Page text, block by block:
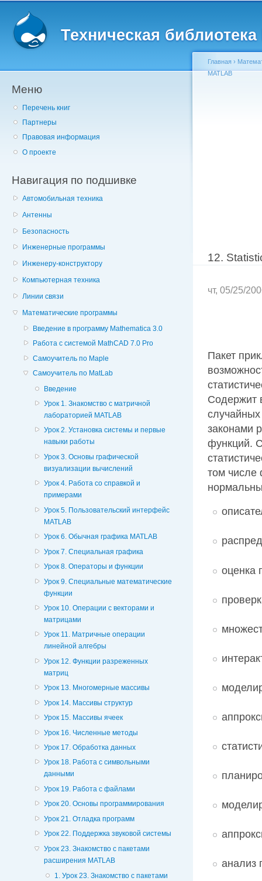
Техническая
Меню
Перечень книг
Партнеры
Правовая информация
О проекте
Навигация по подшивке
Автомобильная техника
Антенны
Безопасность
Инженерные программы
Инженеру-конструктору
Компьютерная техника
Линии связи
Математические программы
Введение в программу Mathematica 3.0
Работа с системой MathCAD 7.0 Pro
Самоучитель по Maple
Самоучитель по MatLab
Введение
Урок 1. Знакомство с матричной
лабораторией MATLAB
Урок 2. Установка системы и первые
навыки работы
Урок 3. Основы графической
визуализации вычислений
Урок 4. Работа со справкой и
примерами
Урок 5. Пользовательский интерфейс
MATLAB
Урок 6. Обычная графика MATLAB
Урок 7. Специальная графика
Урок 8. Операторы и функции
Урок 9. Специальные математические
функции
Урок 10. Операции с векторами и
матрицами
Урок 11. Матричные операции
линейной алгебры
Урок 12. Функции разреженных
матриц
Урок 13. Многомерные массивы
Урок 14. Массивы структур
Урок 15. Массивы ячеек
Урок 16. Численные методы
Урок 17. Обработка данных
Урок 18. Работа с символьными
данными
Урок 19. Работа с файлами
Урок 20. Основы программирования
Урок 21. Отладка программ
Урок 22. Поддержка звуковой системы
Урок 23. Знакомство с пакетами
расширения MATLAB
1. Урок 23. Знакомство с пакетами
Главная ›
MATLAB
12.
чт, 05/25/
Пакет
Содержит
законами
функций.
том числе
оценка
анализ